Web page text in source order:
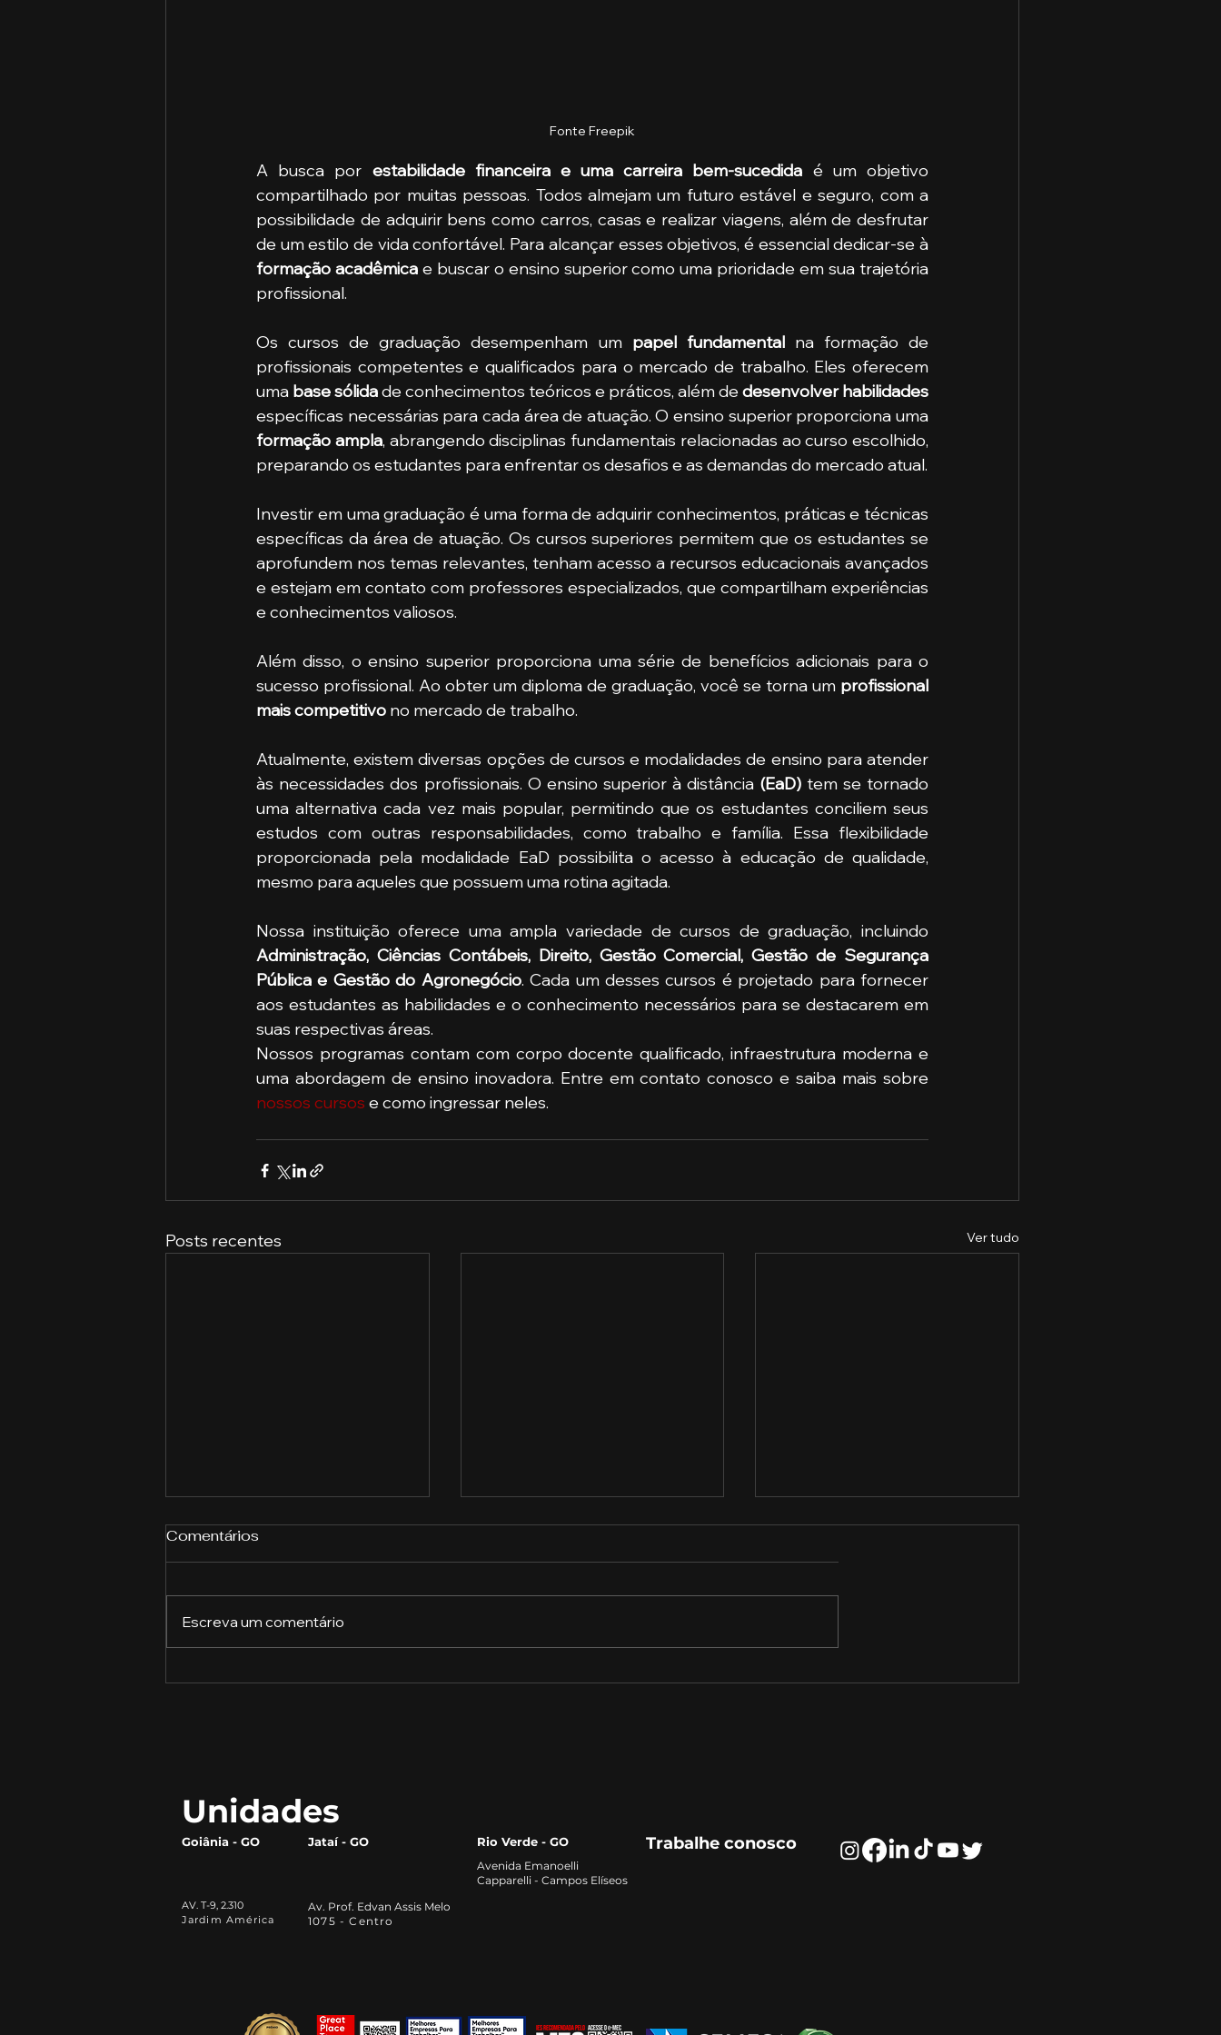
Fonte Freepik
A busca por estabilidade financeira e uma carreira bem-sucedida é um objetivo
compartilhado por muitas pessoas. Todos almejam um futuro estável e seguro, com a
possibilidade de adquirir bens como carros, casas e realizar viagens, além de desfrutar
formação acadêmica e buscar o ensino superior como uma prioridade em sua trajetória
profissional.
Os cursos de graduação desempenham um papel fundamental na formação de
profissionais competentes e qualificados para o mercado de trabalho. Eles oferecem
uma base sólida de conhecimentos teóricos e práticos, além de desenvolver habilidades
formação ampla, abrangendo disciplinas fundamentais relacionadas ao curso escolhido,
preparando os estudantes para enfrentar os desafios e as demandas do mercado atual.
Investir em uma graduação é uma forma de adquirir conhecimentos, práticas e técnicas
específicas da área de atuação. Os cursos superiores permitem que os estudantes se
aprofundem nos temas relevantes, tenham acesso a recursos educacionais avançados
e estejam em contato com professores especializados, que compartilham experiências
e conhecimentos valiosos.
Além disso, o ensino superior proporciona uma série de benefícios adicionais para o
sucesso profissional. Ao obter um diploma de graduação, você se torna um profissional
mais competitivo no mercado de trabalho.
Atualmente, existem diversas opções de cursos e modalidades de ensino para atender
às necessidades dos profissionais. O ensino superior à distância (EaD) tem se tornado
uma alternativa cada vez mais popular, permitindo que os estudantes conciliem seus
estudos com outras responsabilidades, como trabalho e família. Essa flexibilidade
proporcionada pela modalidade EaD possibilita o acesso à educação de qualidade,
mesmo para aqueles que possuem uma rotina agitada.
Administração, Ciências Contábeis, Direito, Gestão Comercial, Gestão de Segurança
Pública e Gestão do Agronegócio. Cada um desses cursos é projetado para fornecer
aos estudantes as habilidades e o conhecimento necessários para se destacarem em
suas respectivas áreas.
Nossos programas contam com corpo docente qualificado, infraestrutura moderna e
nossos cursos e como ingressar neles.
Posts recentes Ver tudo
Comentários
Escreva um comentário
Unidades
Goiânia - GO Jataí - GO
AV. T-9, 2.310
Jardim América
Av. Prof. Edvan Assis Melo
1075 - Centro
Trabalhe conosco
Rio Verde - GO
Avenida Emanoelli
Capparelli - Campos Elíseos